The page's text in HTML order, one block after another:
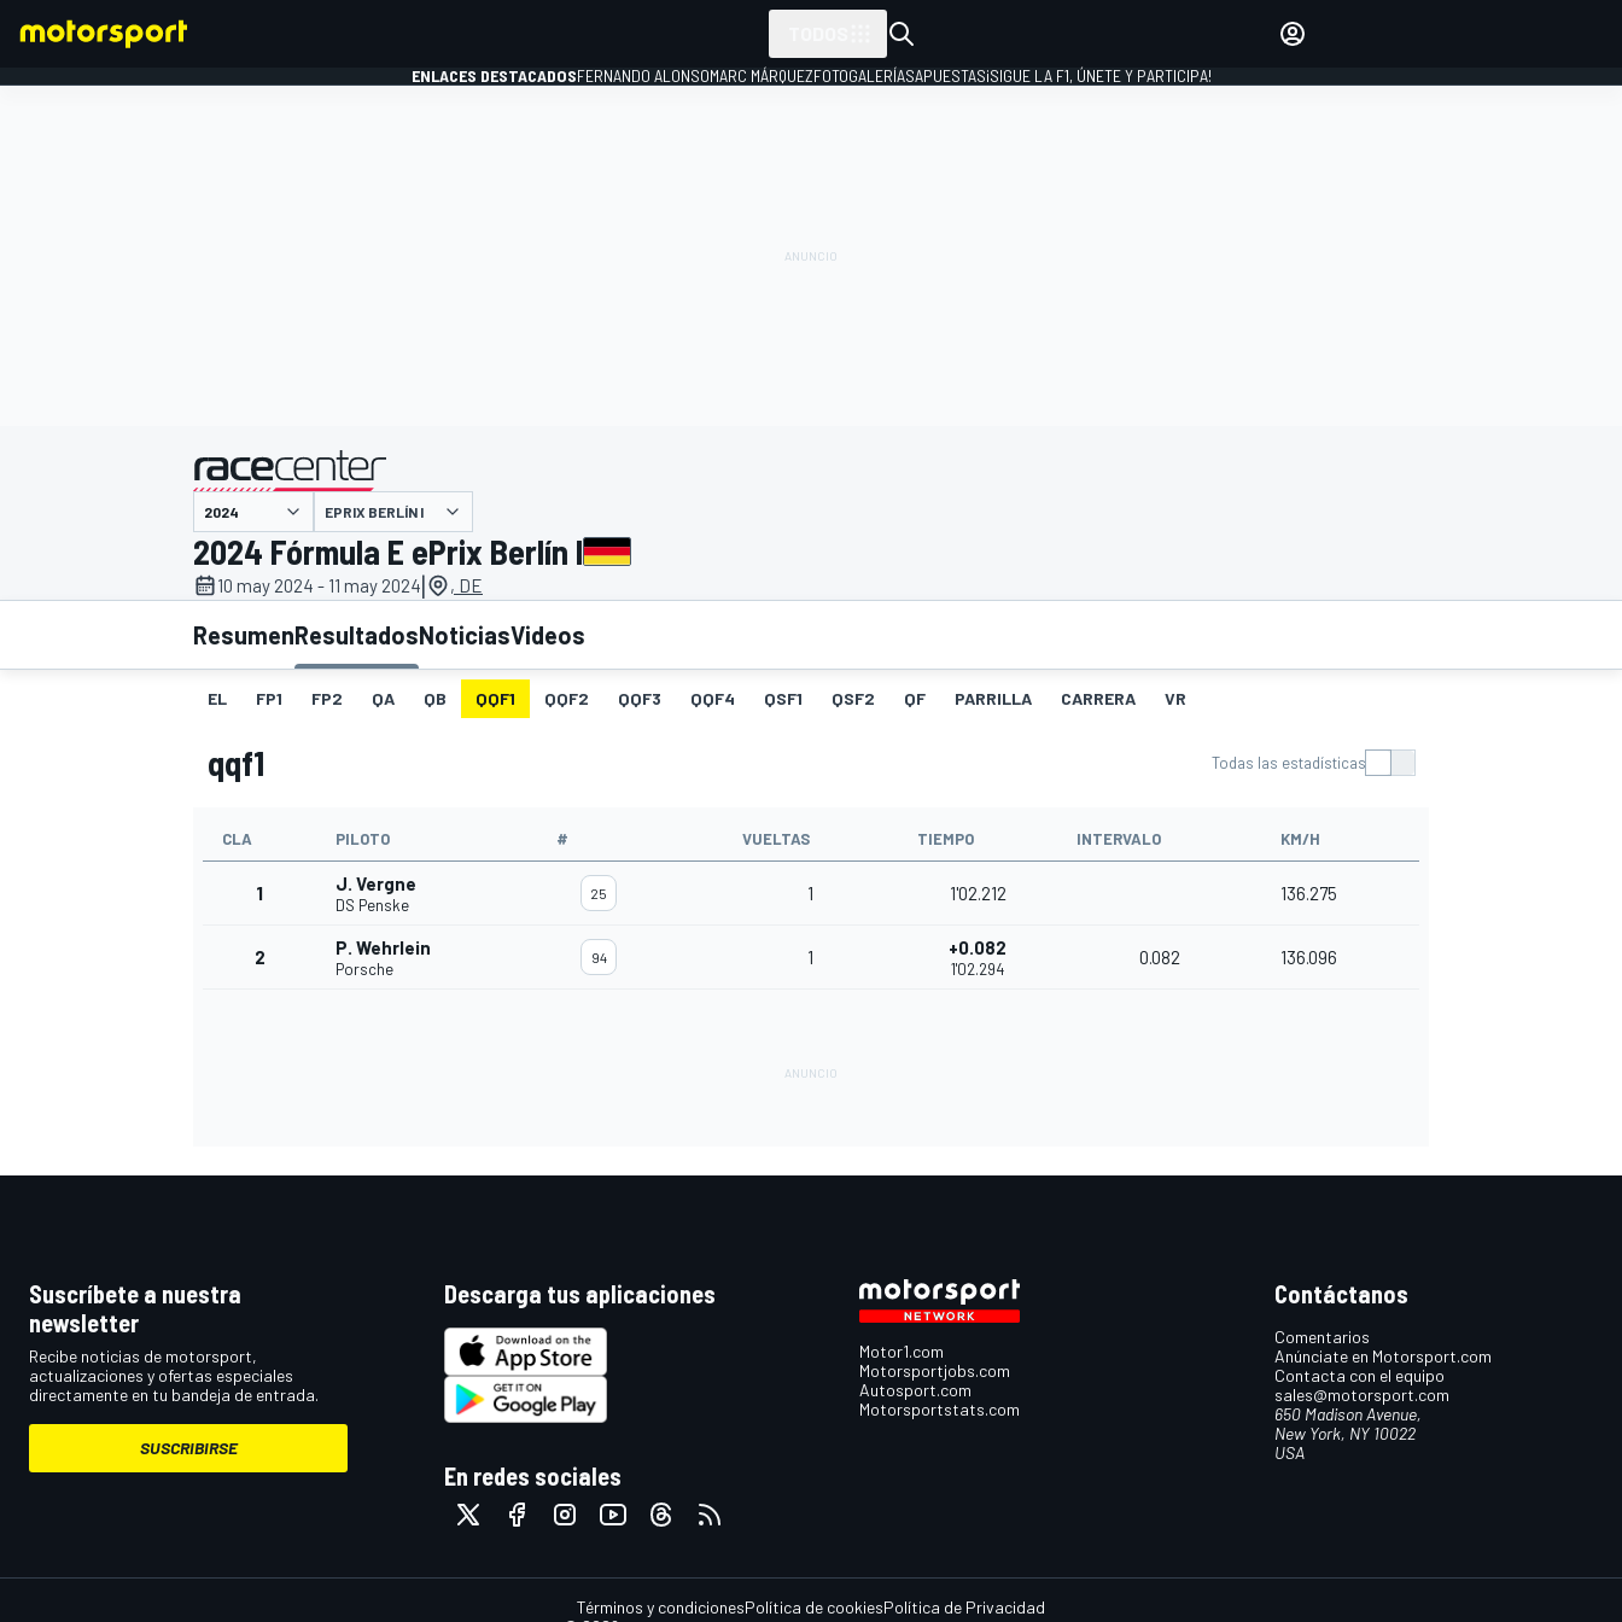
INDYCAR WRC
ENLACES DESTACADOSFERNANDO ALONSOMARC MÁRQUEZFOTOGALERÍASAPUESTAS¡SIGUE LA F1, ÚNETE Y PARTICIPA!
presentado por
EPRIX BERLÍN I
2024 Fórmula E ePrix Berlín I
10 may 2024 - 11 may 2024| , DE
ResumenResultadosNoticiasVideos
EL FP1 FP2 QA QB QQF1 QQF2 QQF3 QQF4 QSF1 QSF2 QF PARRILLA CARRERA VR
qqf1 Todas las estadísticas
CLA PILOTO # VUELTAS TIEMPO INTERVALO KM/H
1 J. Vergne
DS Penske
25 1 1'02.212 136.275
2 P. Wehrlein
Porsche
94 1 +0.082
1'02.294
0.082 136.096
Suscríbete a nuestra
newsletter
Recibe noticias de motorsport,
actualizaciones y ofertas especiales
directamente en tu bandeja de entrada.
SUSCRIBIRSE
Descarga tus aplicaciones
En redes sociales
Motor1.com
Motorsportjobs.com
Autosport.com
Motorsportstats.com
Contáctanos
Comentarios
Anúnciate en Motorsport.com
Contacta con el equipo
sales@motorsport.com
650 Madison Avenue,
New York, NY 10022
USA
Términos y condicionesPolítica de cookiesPolítica de Privacidad